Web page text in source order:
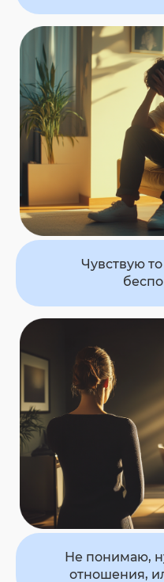
Чувствую
Не понимаю,
отношения,